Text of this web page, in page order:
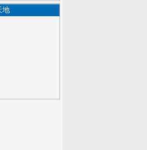
地